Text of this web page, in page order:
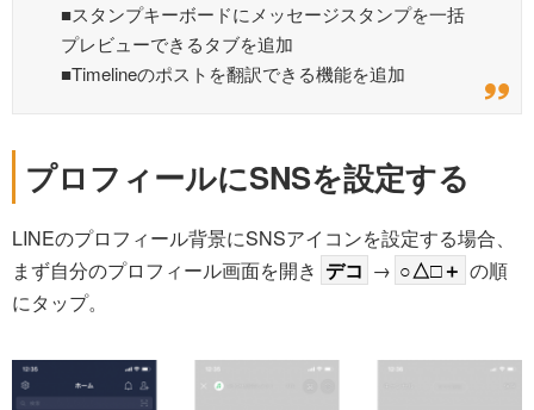
■スタンプキーボードにメッセージスタンプを一括
プレビューできるタブを追加
■Timelineのポストを翻訳できる機能を追加
プロフィールにSNSを設定する
LINEのプロフィール背景にSNSアイコンを設定する場合、
まず自分のプロフィール画面を開き デコ → ○△□＋ の順
にタップ。